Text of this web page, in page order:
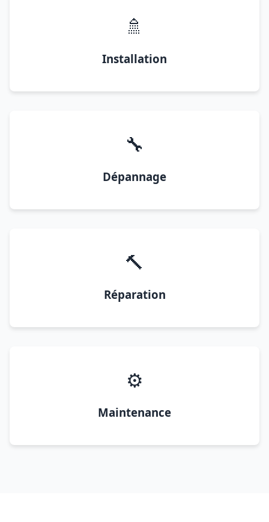
🚿
Installation
🔧
Dépannage
🔨
Réparation
⚙️
Maintenance